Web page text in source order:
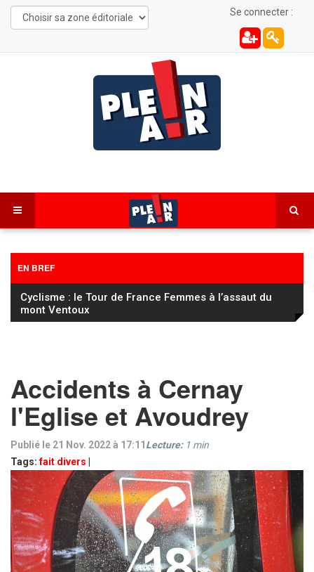
Se connecter :
EN BREF
Cyclisme : le Tour de France Femmes à l’assaut du
mont Ventoux
Accidents à Cernay
l'Eglise et Avoudrey
Publié le 21 Nov. 2022 à 17:11
Tags: fait divers
Lecture: 1 min